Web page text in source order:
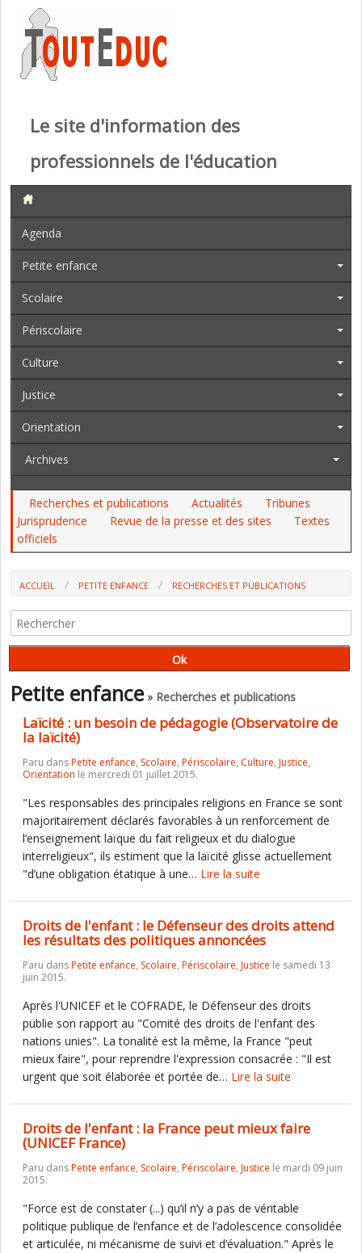
Le site d'information des
professionnels de l'éducation
Agenda
Petite enfance
Scolaire
Périscolaire
Culture
Justice
Orientation
Archives
Recherches et publications Actualités
Tribunes
Jurisprudence
Revue de la presse et des sites
Textes
officiels
ACCUEIL PETITE ENFANCE RECHERCHES ET PUBLICATIONS
Petite enfance» Recherches et publications
Laïcité : un besoin de pédagogie (Observatoire de
la laïcité)
Paru dansPetite enfance, Scolaire, Périscolaire, Culture, Justice,
Orientation le mercredi 01 juillet 2015.
"Les responsables des principales religions en France se sont
majoritairement déclarés favorables à un renforcement de
l’enseignement laïque du fait religieux et du dialogue
interreligieux", ils estiment que la laïcité glisse actuellement
"d’une obligation étatique à une… Lire la suite
Droits de l'enfant : le Défenseur des droits attend
les résultats des politiques annoncées
Paru dansPetite enfance, Scolaire, Périscolaire, Justice le samedi 13
juin 2015.
Après l'UNICEF et le COFRADE, le Défenseur des droits
publie son rapport au "Comité des droits de l'enfant des
nations unies". La tonalité est la même, la France "peut
mieux faire", pour reprendre l'expression consacrée : "Il est
urgent que soit élaborée et portée de… Lire la suite
Droits de l'enfant : la France peut mieux faire
(UNICEF France)
Paru dansPetite enfance, Scolaire, Périscolaire, Justice le mardi 09 juin
2015.
"Force est de constater (...) qu’il n’y a pas de véritable
politique publique de l’enfance et de l’adolescence consolidée
et articulée, ni mécanisme de suivi et d’évaluation." Après le